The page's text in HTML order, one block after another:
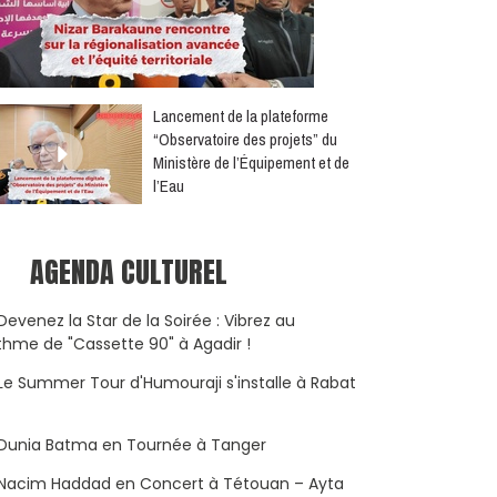
​Lancement de la plateforme
“Observatoire des projets” du
Ministère de l’Équipement et de
l’Eau
AGENDA CULTUREL
la Star de la Soirée : Vibrez au
de "Cassette 90" à Agadir !
Summer Tour d'Humouraji s'installe à Rabat
Batma en Tournée à Tanger
Haddad en Concert à Tétouan – Ayta